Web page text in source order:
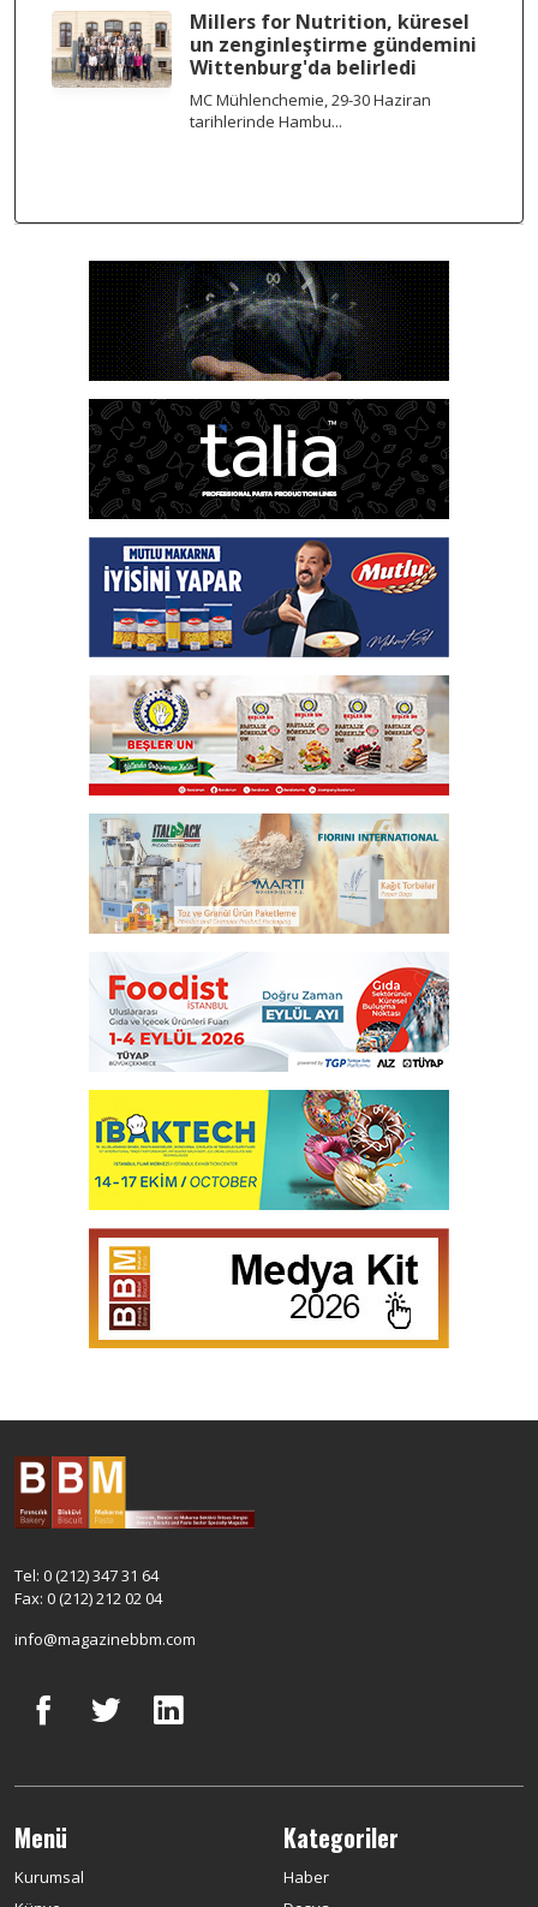
Millers for Nutrition, küresel
un zenginleştirme gündemini
Wittenburg'da belirledi
MC Mühlenchemie, 29-30 Haziran
tarihlerinde Hambu...
Tel: 0 (212) 347 31 64
Fax: 0 (212) 212 02 04
info@magazinebbm.com
Menü
Kurumsal
Kategoriler
Haber